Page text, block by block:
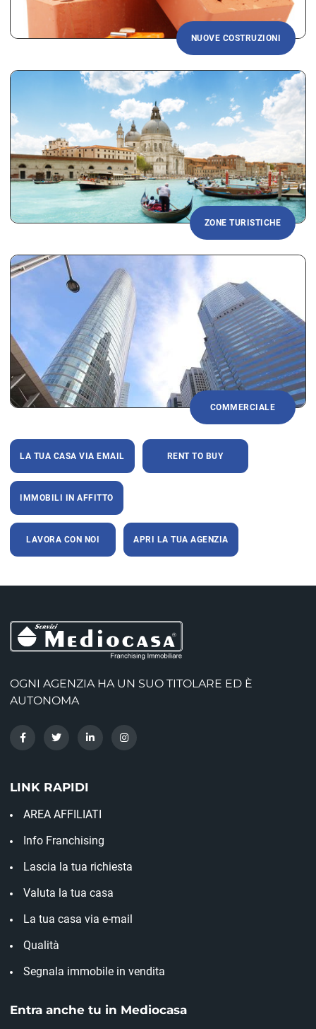
NUOVE COSTRUZIONI
ZONE TURISTICHE
COMMERCIALE
LA TUA CASA VIA EMAIL RENT TO BUY
IMMOBILI IN AFFITTO
LAVORA CON NOI APRI LA TUA AGENZIA
OGNI AGENZIA HA UN SUO TITOLARE ED È
AUTONOMA
LINK RAPIDI
AREA AFFILIATI
Info Franchising
Lascia la tua richiesta
Valuta la tua casa
La tua casa via e-mail
Qualità
Segnala immobile in vendita
Entra anche tu in Mediocasa